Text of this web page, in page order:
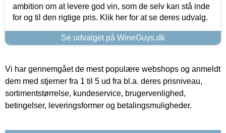
ambition om at levere god vin, som de selv kan stå inde
for og til den rigtige pris. Klik her for at se deres udvalg.
Se udvalget på WineGuys.dk
Vi har gennemgået de mest populære webshops og anmeldt
dem med stjerner fra 1 til 5 ud fra bl.a. deres prisniveau,
sortimentstørrelse, kundeservice, brugervenlighed,
betingelser, leveringsformer og betalingsmuligheder.